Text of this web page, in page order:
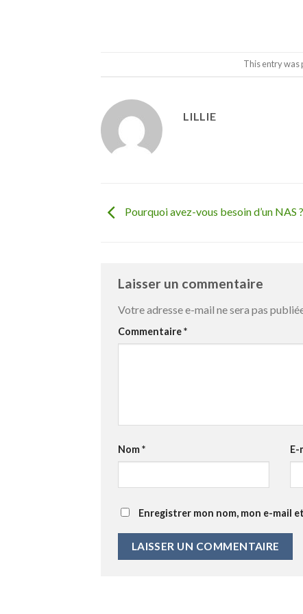
This entry was
LILLIE
Pourquoi avez-vous besoin d’un NAS ?
Laisser un commentaire
Votre adresse e-mail ne sera pas
Commentaire*
Nom* E-
Enregistrer mon nom, mon e-mail